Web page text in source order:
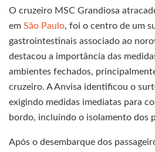
O cruzeiro MSC Grandiosa
em São Paulo, foi o centro de um
gastrointestinais associado ao
destacou a importância das
ambientes fechados,
cruzeiro. A Anvisa identificou o
exigindo medidas imediatas para
bordo, incluindo o isolamento dos
Após o desembarque dos